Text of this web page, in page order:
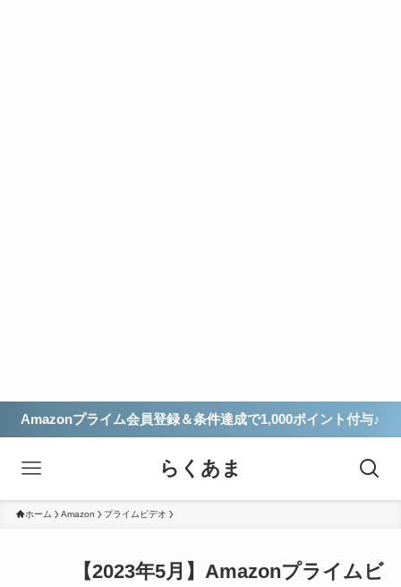
Amazonプライム会員登録＆条件達成で1,000ポイント付与♪
らくあま
ホーム Amazon プライムビデオ
【2023年5月】Amazonプライムビ